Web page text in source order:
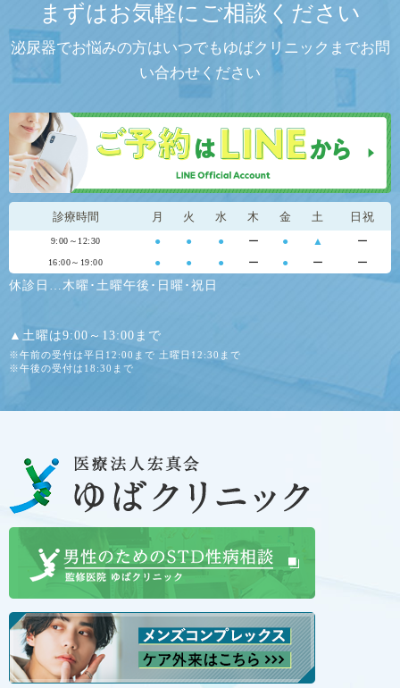
まずはお気軽にご相談ください
泌尿器でお悩みの方はいつでもゆばクリニックまでお問
い合わせください
診療時間 月 火 水 木 金 土 日祝
9:00～12:30 ● ● ● ー ● ▲ ー
16:00～19:00 ● ● ● ー ● ー ー
休診日…木曜･土曜午後･日曜･祝日
▲土曜は9:00～13:00まで
※午前の受付は平日12:00まで 土曜日12:30まで
※午後の受付は18:30まで